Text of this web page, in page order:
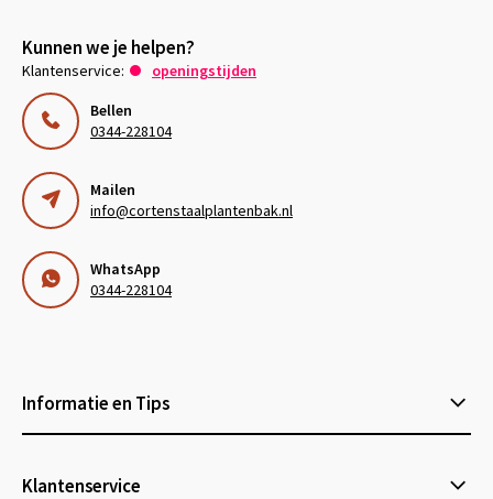
Kunnen we je helpen?
Klantenservice:
openingstijden
Bellen
0344-228104
Mailen
info@cortenstaalplantenbak.nl
WhatsApp
0344-228104
Informatie en Tips
Klantenservice